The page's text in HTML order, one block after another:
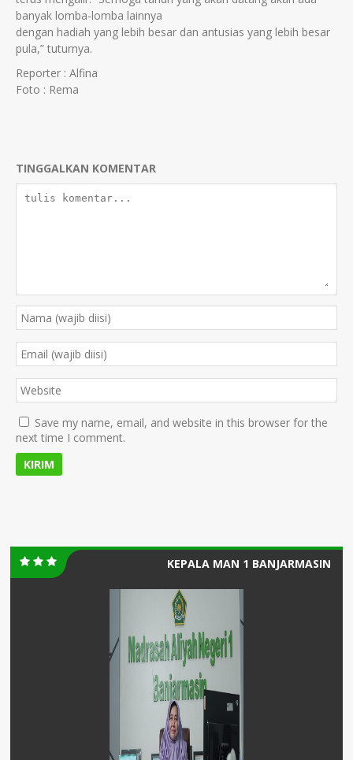
banyak lomba-lomba lainnya
dengan hadiah yang lebih besar dan antusias yang lebih besar
pula,” tuturnya.
Reporter : Alfina
Foto : Rema
TINGGALKAN KOMENTAR
Save my name, email, and website in this browser for the
next time I comment.
KEPALA MAN 1 BANJARMASIN